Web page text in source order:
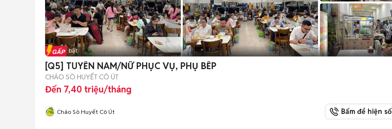
Tin nổi bật
[Q5] TUYỂN NAM/NỮ PHỤC VỤ, PHỤ BẾP
CHÁO SÒ HUYẾT CÔ ÚT
Đến 7,40 triệu/tháng
Cháo Sò Huyết Cô Út Bấm để hiện số